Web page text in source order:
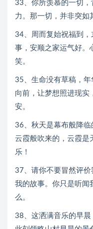
33、你所羡慕的一切
力。那一切，并非突如
34、周而复始祝福到
事，安顺之家运气好。
笑。
35、生命没有草稿，
向前，让梦想照进现实
安。
36、秋天是幕布般降
云霞般吹来的，云霞是
乐！
37、请你不要冒然评
我的故事。你只是听闻
么。
38、这洒满音乐的早晨